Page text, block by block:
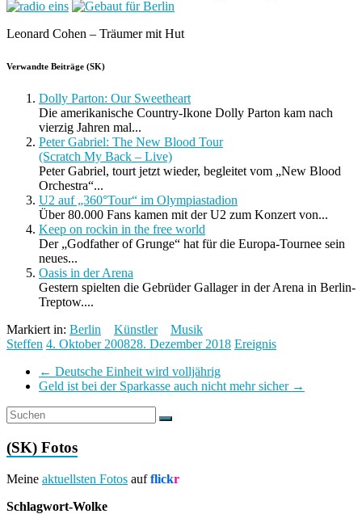
Leonard Cohen – Träumer mit Hut
Verwandte Beiträge (SK)
Dolly Parton: Our Sweetheart
Die amerikanische Country-Ikone Dolly Parton kam nach
vierzig Jahren mal...
Peter Gabriel: The New Blood Tour
(Scratch My Back – Live)
Peter Gabriel, tourt jetzt wieder, begleitet vom „New Blood
Orchestra“...
U2 auf „360°Tour“ im Olympiastadion
Über 80.000 Fans kamen mit der U2 zum Konzert von...
Keep on rockin in the free world
Der „Godfather of Grunge“ hat für die Europa-Tournee sein
neues...
Oasis in der Arena
Gestern spielten die Gebrüder Gallager in der Arena in Berlin-
Treptow....
Markiert in: Berlin Künstler
Musik
Steffen 4. Oktober 200828. Dezember 2018 Ereignis
← Deutsche Einheit wird volljährig
Geld ist bei der Sparkasse auch nicht mehr sicher →
(SK) Fotos
Meine aktuellsten Fotos aufflickr
Schlagwort-Wolke